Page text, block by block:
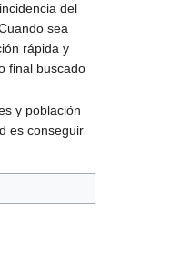
del
sea
rápida y
final buscado
y población
es conseguir